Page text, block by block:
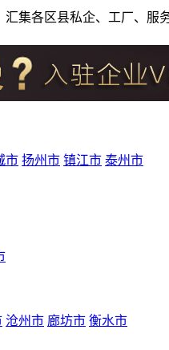
集各区县私企、工厂、
市 扬州市 镇江市 泰州市
沧州市 廊坊市 衡水市